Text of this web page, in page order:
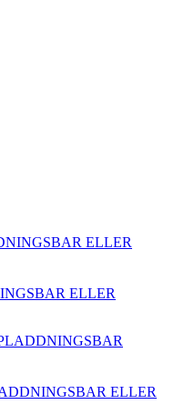
ELLER
ELLER